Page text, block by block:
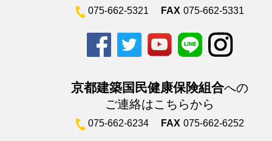
075-662-5321 FAX 075-662-5331
京都建築国民健康保険組合への
ご連絡はこちらから
075-662-6234 FAX 075-662-6252